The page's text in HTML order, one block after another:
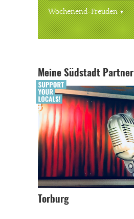
Wochenend-Freuden
Meine Südstadt Partner
Torburg